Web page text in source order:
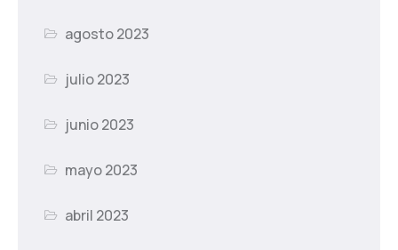
agosto 2023
julio 2023
junio 2023
mayo 2023
abril 2023